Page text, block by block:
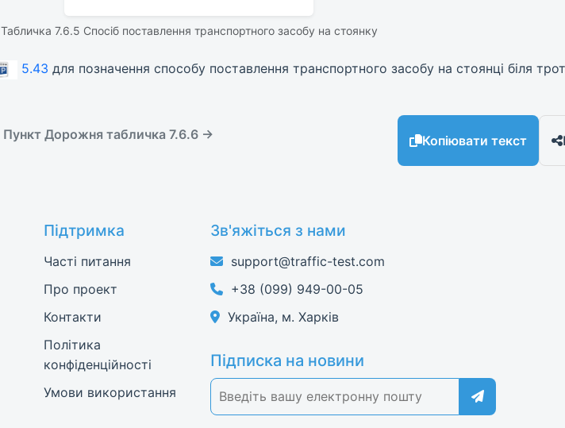
Табличка 7.6.5 Спосіб поставлення транспортного засобу на стоянку
5.43 для позначення способу поставлення транспортного засобу на стоянці біля
Пункт Дорожня табличка 7.6.6 → Копіювати текст
Підтримка
Часті питання
Про проект
Контакти
Політика
конфіденційності
Умови використання
Зв'яжіться з нами
support@traffic-test.com
+38 (099) 949-00-05
Україна, м. Харків
Підписка на новини